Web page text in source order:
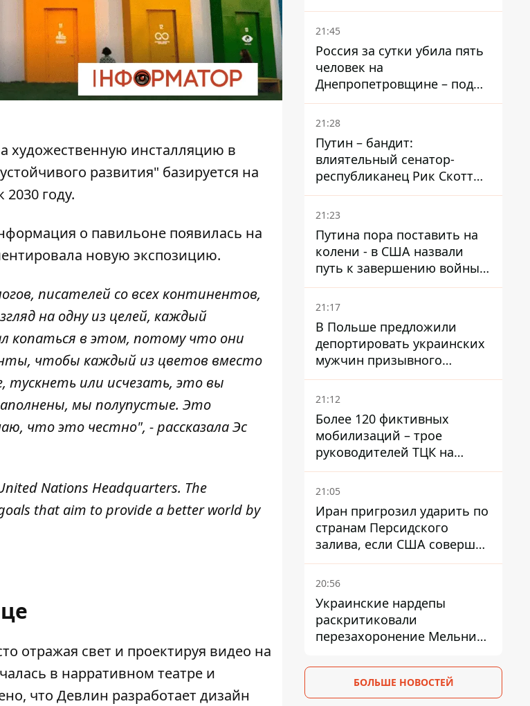
художественную инсталляцию в
развития" базируется на
году.
о павильоне появилась на
новую экспозицию.
писателей со всех континентов,
на одну из целей, каждый
копаться в этом, потому что они
чтобы каждый из цветов вместо
или исчезать, это вы
мы полупустые. Это
что это честно", - рассказала Эс
Nations Headquarters. The
that aim to provide a better world by
отражая свет и проектируя видео на
в нарративном театре и
что Девлин разработает дизайн
– он возглавил народное
голосование
21:45
Россия за сутки убила пять
человек на
Днепропетровщине – под
ударами оказались пять
районов области
21:28
Путин – бандит:
влиятельный сенатор-
республиканец Рик Скотт
призвал Конгресс привлечь
РФ к ответственности за
21:23
Путина пора поставить на
колени - в США назвали
путь к завершению войны -
National Security Journal
21:17
В Польше предложили
депортировать украинских
мужчин призывного
возраста - кого это может
затронуть
21:12
Более 120 фиктивных
мобилизаций – трое
руководителей ТЦК на
Волыни и Буковине
получили подозрения за
21:05
Иран пригрозил ударить по
странам Персидского
залива, если США совершат
хотя бы одну атаку - Reuters
20:56
Украинские нардепы
раскритиковали
перезахоронение Мельника
дипломатической изоляции
БОЛЬШЕ НОВОСТЕЙ